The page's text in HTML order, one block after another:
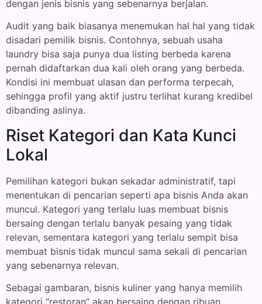
dengan jenis bisnis yang sebenarnya berjalan.
Audit yang baik biasanya menemukan hal hal yang tidak
disadari pemilik bisnis. Contohnya, sebuah usaha
laundry bisa saja punya dua listing berbeda karena
pernah didaftarkan dua kali oleh orang yang berbeda.
Kondisi ini membuat ulasan dan performa terpecah,
sehingga profil yang aktif justru terlihat kurang kredibel
dibanding aslinya.
Riset Kategori dan Kata Kunci
Lokal
Pemilihan kategori bukan sekadar administratif, tapi
menentukan di pencarian seperti apa bisnis Anda akan
muncul. Kategori yang terlalu luas membuat bisnis
bersaing dengan terlalu banyak pesaing yang tidak
relevan, sementara kategori yang terlalu sempit bisa
membuat bisnis tidak muncul sama sekali di pencarian
yang sebenarnya relevan.
Sebagai gambaran, bisnis kuliner yang hanya memilih